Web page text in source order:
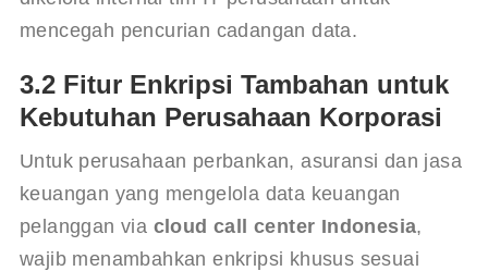
mencegah pencurian cadangan data.
3.2 Fitur Enkripsi Tambahan untuk
Kebutuhan Perusahaan Korporasi
Untuk perusahaan perbankan, asuransi dan jasa
keuangan yang mengelola data keuangan
pelanggan via cloud call center Indonesia,
wajib menambahkan enkripsi khusus sesuai